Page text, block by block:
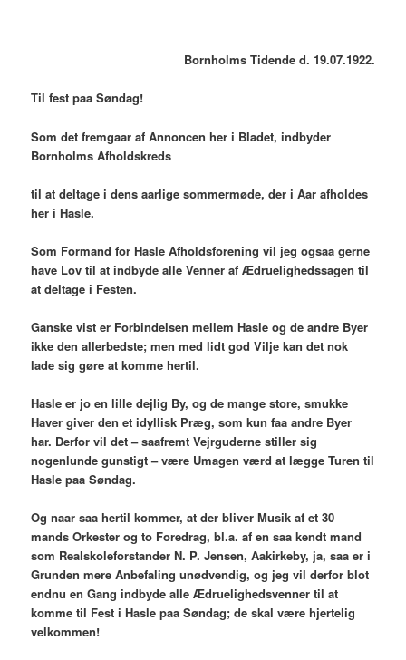
Bornholms Tidende d. 19.07.1922.
Til fest paa Søndag!
Som det fremgaar af Annoncen her i Bladet, indbyder
Bornholms Afholdskreds
til at deltage i dens aarlige sommermøde, der i Aar afholdes
her i Hasle.
Som Formand for Hasle Afholdsforening vil jeg ogsaa gerne
have Lov til at indbyde alle Venner af Ædruelighedssagen til
at deltage i Festen.
Ganske vist er Forbindelsen mellem Hasle og de andre Byer
ikke den allerbedste; men med lidt god Vilje kan det nok
lade sig gøre at komme hertil.
Hasle er jo en lille dejlig By, og de mange store, smukke
Haver giver den et idyllisk Præg, som kun faa andre Byer
har. Derfor vil det – saafremt Vejrguderne stiller sig
nogenlunde gunstigt – være Umagen værd at lægge Turen til
Hasle paa Søndag.
Og naar saa hertil kommer, at der bliver Musik af et 30
mands Orkester og to Foredrag, bl.a. af en saa kendt mand
som Realskoleforstander N. P. Jensen, Aakirkeby, ja, saa er i
Grunden mere Anbefaling unødvendig, og jeg vil derfor blot
endnu en Gang indbyde alle Ædruelighedsvenner til at
komme til Fest i Hasle paa Søndag; de skal være hjertelig
velkommen!